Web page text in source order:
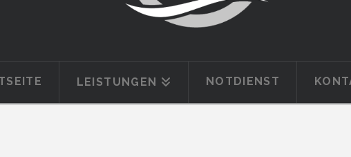
LEISTUNGEN NOTDIENST